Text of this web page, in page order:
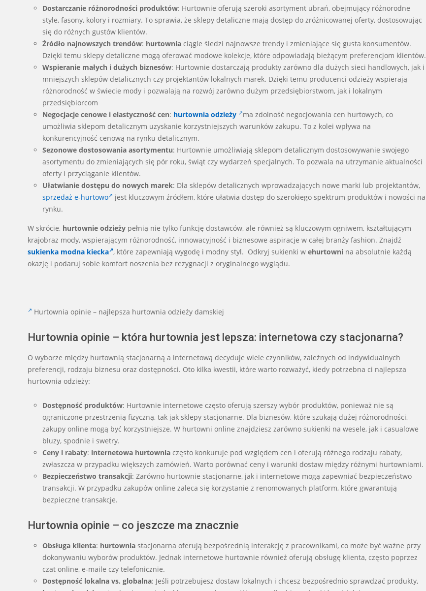
Dostarczanie różnorodności produktów: Hurtownie oferują szeroki asortyment ubrań, obejmujący różnorodne
style, fasony, kolory i rozmiary. To sprawia, że sklepy detaliczne mają dostęp do zróżnicowanej oferty, dostosowując
się do różnych gustów klientów.
Źródło najnowszych trendów: hurtownia ciągle śledzi najnowsze trendy i zmieniające się gusta konsumentów.
Dzięki temu sklepy detaliczne mogą oferować modowe kolekcje, które odpowiadają bieżącym preferencjom klientów.
Wspieranie małych i dużych biznesów: Hurtownie dostarczają produkty zarówno dla dużych sieci handlowych, jak i
mniejszych sklepów detalicznych czy projektantów lokalnych marek. Dzięki temu producenci odzieży wspierają
różnorodność w świecie mody i pozwalają na rozwój zarówno dużym przedsiębiorstwom, jak i lokalnym
przedsiębiorcom
Negocjacje cenowe i elastyczność cen: hurtownia odzieży
ma zdolność negocjowania cen hurtowych, co
umożliwia sklepom detalicznym uzyskanie korzystniejszych warunków zakupu. To z kolei wpływa na
konkurencyjność cenową na rynku detalicznym.
Sezonowe dostosowania asortymentu: Hurtownie umożliwiają sklepom detalicznym dostosowywanie swojego
asortymentu do zmieniających się pór roku, świąt czy wydarzeń specjalnych. To pozwala na utrzymanie aktualności
oferty i przyciąganie klientów.
Ułatwianie dostępu do nowych marek: Dla sklepów detalicznych wprowadzających nowe marki lub projektantów,
sprzedaż e-hurtowo
jest kluczowym źródłem, które ułatwia dostęp do szerokiego spektrum produktów i nowości na
rynku.
W skrócie, hurtownie odzieży pełnią nie tylko funkcję dostawców, ale również są kluczowym ogniwem, kształtującym
krajobraz mody, wspierającym różnorodność, innowacyjność i biznesowe aspiracje w całej branży fashion. Znajdź
sukienka modna kiecka , które zapewniają wygodę i modny styl. Odkryj sukienki w ehurtowni na absolutnie każdą
okazję i podaruj sobie komfort noszenia bez rezygnacji z oryginalnego wyglądu.
Hurtownia opinie – najlepsza hurtownia odzieży damskiej
Hurtownia opinie – która hurtownia jest lepsza: internetowa czy stacjonarna?
O wyborze między hurtownią stacjonarną a internetową decyduje wiele czynników, zależnych od indywidualnych
preferencji, rodzaju biznesu oraz dostępności. Oto kilka kwestii, które warto rozważyć, kiedy potrzebna ci najlepsza
hurtownia odzieży:
Dostępność produktów: Hurtownie internetowe często oferują szerszy wybór produktów, ponieważ nie są
ograniczone przestrzenią fizyczną, tak jak sklepy stacjonarne. Dla biznesów, które szukają dużej różnorodności,
zakupy online mogą być korzystniejsze. W hurtowni online znajdziesz zarówno sukienki na wesele, jak i casualowe
bluzy, spodnie i swetry.
Ceny i rabaty: internetowa hurtownia często konkuruje pod względem cen i oferują różnego rodzaju rabaty,
zwłaszcza w przypadku większych zamówień. Warto porównać ceny i warunki dostaw między różnymi hurtowniami.
Bezpieczeństwo transakcji: Zarówno hurtownie stacjonarne, jak i internetowe mogą zapewniać bezpieczeństwo
transakcji. W przypadku zakupów online zaleca się korzystanie z renomowanych platform, które gwarantują
bezpieczne transakcje.
Hurtownia opinie – co jeszcze ma znacznie
Obsługa klienta: hurtownia stacjonarna oferują bezpośrednią interakcję z pracownikami, co może być ważne przy
dokonywaniu wyborów produktów. Jednak internetowe hurtownie również oferują obsługę klienta, często poprzez
czat online, e-maile czy telefonicznie.
Dostępność lokalna vs. globalna: Jeśli potrzebujesz dostaw lokalnych i chcesz bezpośrednio sprawdzać produkty,